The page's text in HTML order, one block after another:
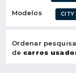
Modelos CITY
Ordenar pesquisa
de carros